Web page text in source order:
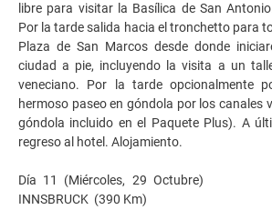
libre para visitar la Basílica de San
Por la tarde salida hacia el tronchetto para
Plaza de San Marcos desde donde
ciudad a pie, incluyendo la visita a un
veneciano. Por la tarde opcionalmente
hermoso paseo en góndola por los canales
góndola incluido en el Paquete Plus). A
regreso al hotel. Alojamiento.
Día 11 (Miércoles, 29
INNSBRUCK (390 Km)